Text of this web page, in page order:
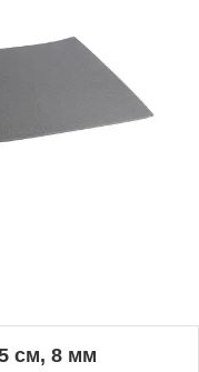
см, 8 мм